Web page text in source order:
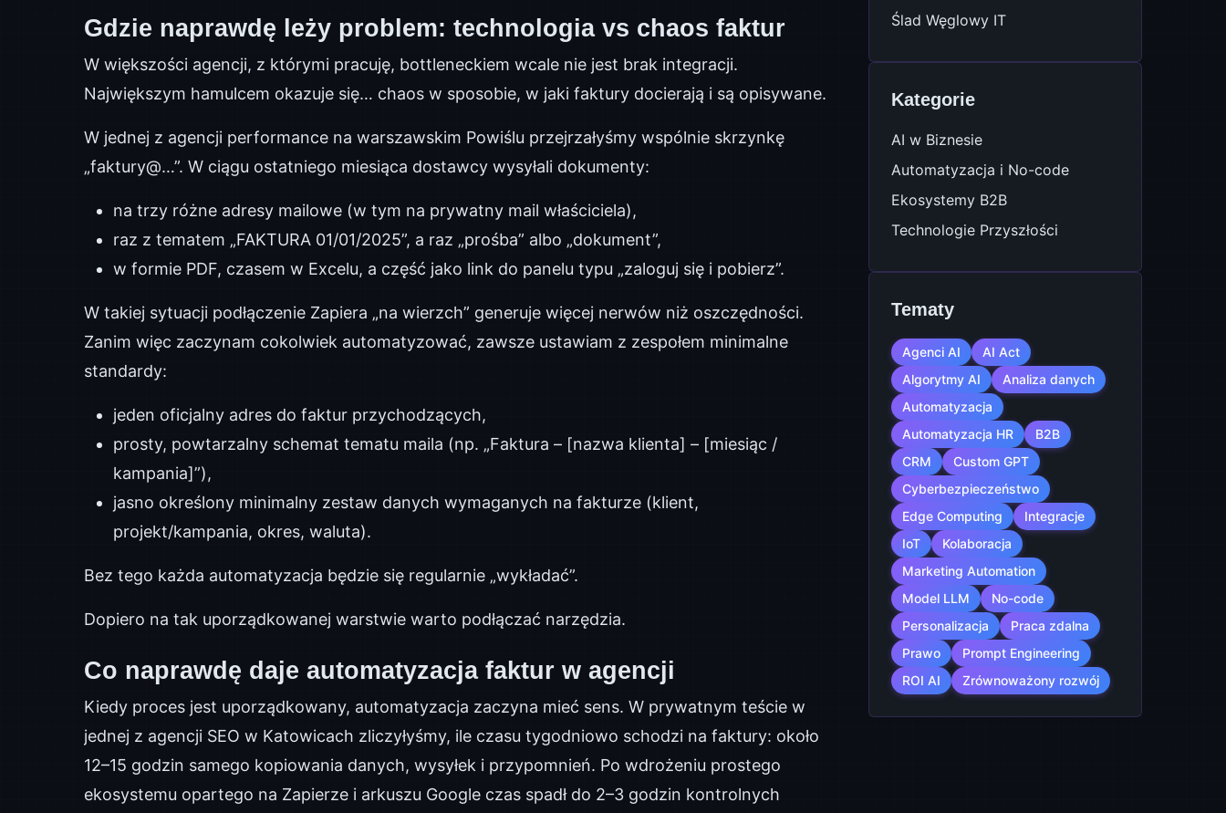
Gdzie naprawdę leży problem: technologia vs chaos faktur
W większości agencji, z którymi pracuję, bottleneckiem wcale nie jest brak integracji.
Największym hamulcem okazuje się… chaos w sposobie, w jaki faktury docierają i są opisywane.
W jednej z agencji performance na warszawskim Powiślu przejrzałyśmy wspólnie skrzynkę
„faktury@…”. W ciągu ostatniego miesiąca dostawcy wysyłali dokumenty:
na trzy różne adresy mailowe (w tym na prywatny mail właściciela),
raz z tematem „FAKTURA 01/01/2025”, a raz „prośba” albo „dokument”,
w formie PDF, czasem w Excelu, a część jako link do panelu typu „zaloguj się i pobierz”.
W takiej sytuacji podłączenie Zapiera „na wierzch” generuje więcej nerwów niż oszczędności.
Zanim więc zaczynam cokolwiek automatyzować, zawsze ustawiam z zespołem minimalne
standardy:
jeden oficjalny adres do faktur przychodzących,
prosty, powtarzalny schemat tematu maila (np. „Faktura – [nazwa klienta] – [miesiąc /
kampania]”),
jasno określony minimalny zestaw danych wymaganych na fakturze (klient,
projekt/kampania, okres, waluta).
Bez tego każda automatyzacja będzie się regularnie „wykładać”.
Dopiero na tak uporządkowanej warstwie warto podłączać narzędzia.
Co naprawdę daje automatyzacja faktur w agencji
Kiedy proces jest uporządkowany, automatyzacja zaczyna mieć sens. W prywatnym teście w
jednej z agencji SEO w Katowicach zliczyłyśmy, ile czasu tygodniowo schodzi na faktury: około
12–15 godzin samego kopiowania danych, wysyłek i przypomnień. Po wdrożeniu prostego
ekosystemu opartego na Zapierze i arkuszu Google czas spadł do 2–3 godzin kontrolnych
Ślad Węglowy IT
Kategorie
AI w Biznesie
Automatyzacja i No-code
Ekosystemy B2B
Technologie Przyszłości
Tematy
Agenci AI
AI Act
Algorytmy AI
Analiza danych
Automatyzacja
Automatyzacja HR
B2B
CRM
Custom GPT
Cyberbezpieczeństwo
Edge Computing
Integracje
IoT
Kolaboracja
Marketing Automation
Model LLM
No-code
Personalizacja
Praca zdalna
Prawo
Prompt Engineering
ROI AI
Zrównoważony rozwój